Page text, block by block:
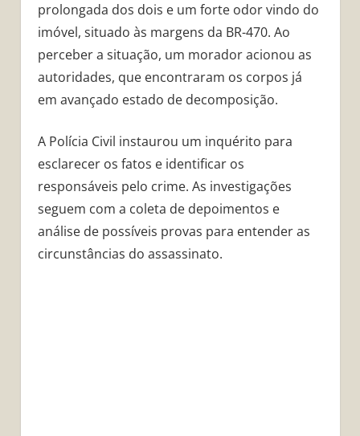
prolongada dos dois e um forte odor vindo do
imóvel, situado às margens da BR-470. Ao
perceber a situação, um morador acionou as
autoridades, que encontraram os corpos já
em avançado estado de decomposição.
A Polícia Civil instaurou um inquérito para
esclarecer os fatos e identificar os
responsáveis pelo crime. As investigações
seguem com a coleta de depoimentos e
análise de possíveis provas para entender as
circunstâncias do assassinato.